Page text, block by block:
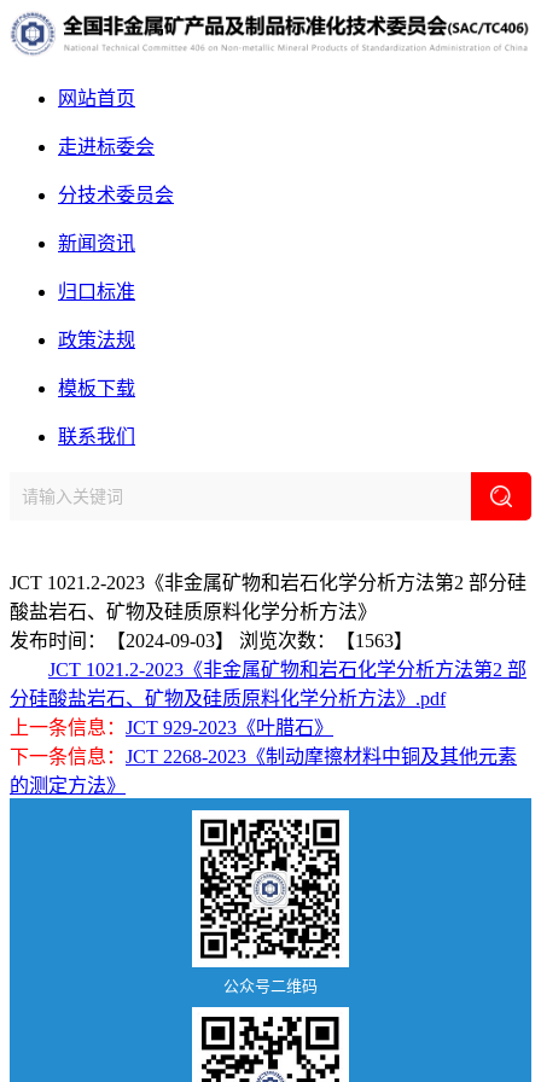
网站首页
走进标委会
分技术委员会
新闻资讯
归口标准
政策法规
模板下载
联系我们
站
首
页
归
口
JCT 1021.2-2023《非金属矿物和岩石化学分析方法第2 部分硅
酸盐岩石、矿物及硅质原料化学分析方法》
发布时间：【2024-09-03】
浏览次数：【1563】
JCT 1021.2-2023《非金属矿物和岩石化学分析方法第2 部
分硅酸盐岩石、矿物及硅质原料化学分析方法》.pdf
上一条信息： JCT 929-2023《叶腊石》
下一条信息： JCT 2268-2023《制动摩擦材料中铜及其他元素
的测定方法》
公众号二维码